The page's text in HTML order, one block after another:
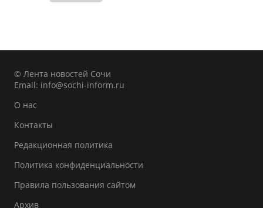
© Лента новостей Сочи
Email: info@sochi-inform.ru
О нас
Контакты
Редакционная политика
Политика конфиденциальности
Правила пользования сайтом
Архив